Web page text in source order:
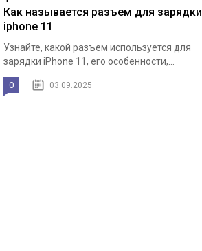
Как называется разъем для зарядки
iphone 11
Узнайте, какой разъем используется для
зарядки iPhone 11, его особенности,...
0 03.09.2025